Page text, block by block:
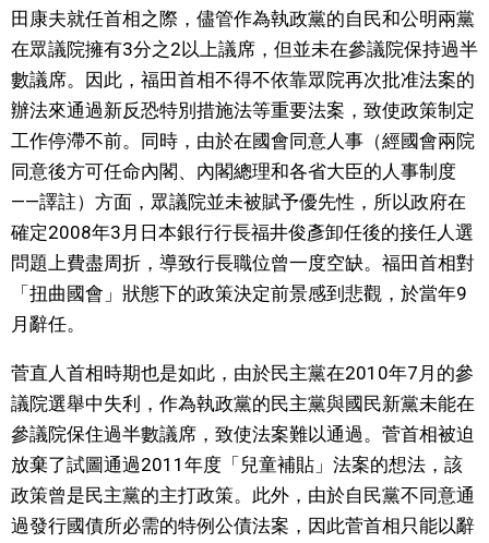
田康夫就任首相之際，儘管作為執政黨的自民和公明兩黨
在眾議院擁有3分之2以上議席，但並未在參議院保持過半
數議席。因此，福田首相不得不依靠眾院再次批准法案的
辦法來通過新反恐特別措施法等重要法案，致使政策制定
工作停滯不前。同時，由於在國會同意人事（經國會兩院
同意後方可任命內閣、內閣總理和各省大臣的人事制度
——譯註）方面，眾議院並未被賦予優先性，所以政府在
確定2008年3月日本銀行行長福井俊彥卸任後的接任人選
問題上費盡周折，導致行長職位曾一度空缺。福田首相對
「扭曲國會」狀態下的政策決定前景感到悲觀，於當年9
月辭任。
菅直人首相時期也是如此，由於民主黨在2010年7月的參
議院選舉中失利，作為執政黨的民主黨與國民新黨未能在
參議院保住過半數議席，致使法案難以通過。菅首相被迫
放棄了試圖通過2011年度「兒童補貼」法案的想法，該
政策曾是民主黨的主打政策。此外，由於自民黨不同意通
過發行國債所必需的特例公債法案，因此菅首相只能以辭